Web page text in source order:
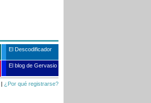
El Descodificador
El blog de Gervasio
| ¿Por qué registrarse?